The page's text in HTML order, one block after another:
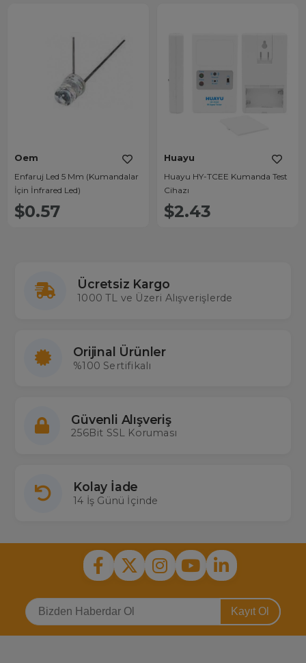
Oem
Enfaruj Led 5 Mm (Kumandalar
İçin İnfrared Led)
$0.57
Huayu
Huayu HY-TCEE Kumanda Test
Cihazı
$2.43
Ücretsiz Kargo
1000 TL ve Üzeri Alışverişlerde
Orijinal Ürünler
%100 Sertifikalı
Güvenli Alışveriş
256Bit SSL Koruması
Kolay İade
14 İş Günü İçinde
Kayıt Ol